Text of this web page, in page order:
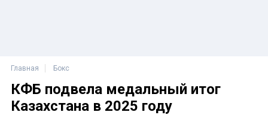
Главная Бокс
КФБ подвела медальный итог
Казахстана в 2025 году